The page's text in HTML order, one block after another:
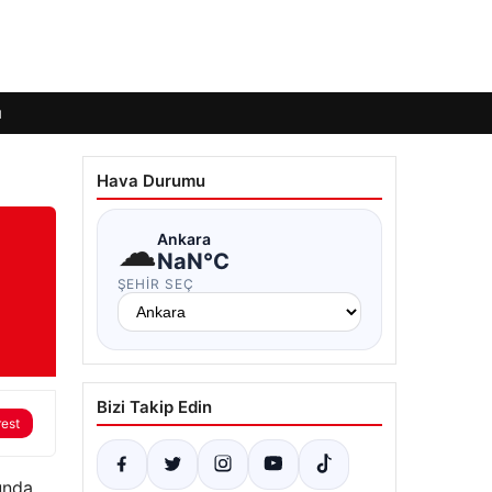
Hava Durumu
☁Ankara
NaN°C
ŞEHIR SEÇ
Bizi Takip Edin